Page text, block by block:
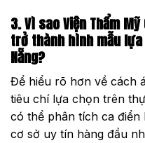
3. Vì sao Viện Thẩm Mỹ
trở thành hình mẫu
Nẵng?
Để hiểu rõ hơn về cách
tiêu chí lựa chọn trên
có thể phân tích ca điển
cơ sở uy tín hàng đầu